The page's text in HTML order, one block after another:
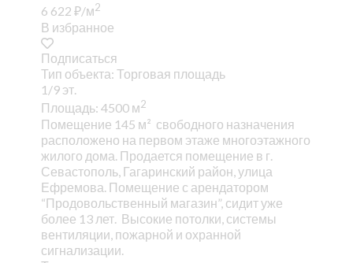
6 622 ₽/м2
В избранное
Подписаться
Тип объекта: Торговая площадь
1/9 эт.
Площадь: 4500 м2
Помещение 145 м² свободного назначения
расположено на первом этаже многоэтажного
жилого дома. Продается помещение в г.
Севастополь, Гагаринский район, улица
Ефремова. Помещение с арендатором
“Продовольственный магазин”, сидит уже
более 13 лет. Высокие потолки, системы
вентиляции, пожарной и охранной
сигнализации.